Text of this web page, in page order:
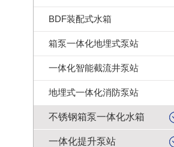
BDF装配式水箱
箱泵一体化地埋式泵站
一体化智能截流井泵站
地埋式一体化消防泵站
不锈钢箱泵一体化水箱
一体化提升泵站